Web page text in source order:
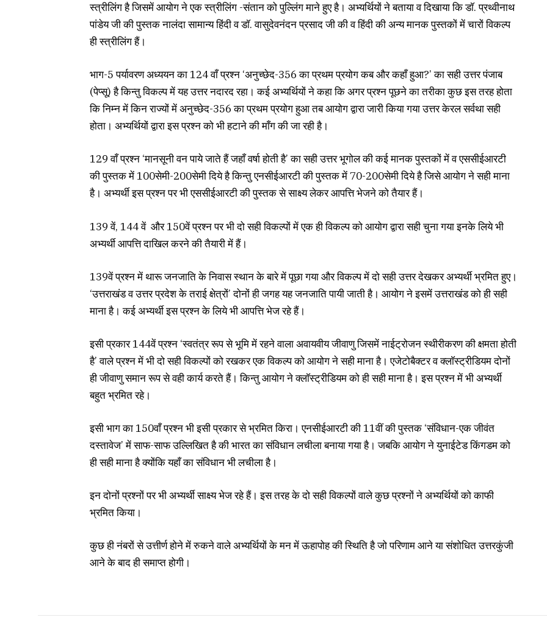
स्त्रीलिंग है जिसमें आयोग ने एक स्त्रीलिंग -संतान को पुल्लिंग माने हुए है। अभ्यर्थियों ने बताया व दिखाया कि डाॅ. प्रथ्वीनाथ
पांडेय जी की पुस्तक नालंदा सामान्य हिंदी व डाॅ. वासुदेवनंदन प्रसाद जी की व हिंदी की अन्य मानक पुस्तकों में चारों विकल्प
ही स्त्रीलिंग हैं।
भाग-5 पर्यावरण अध्ययन का 124 वाँ प्रश्न ‘अनुच्छेद-356 का प्रथम प्रयोग कब और कहाँ हुआ?’ का सही उत्तर पंजाब
(पेप्सू) है किन्तु विकल्प में यह उत्तर नदारद रहा। कई अभ्यर्थियों ने कहा कि अगर प्रश्न पूछने का तरीका कुछ इस तरह होता
कि निम्न में किन राज्यों में अनुच्छेद-356 का प्रथम प्रयोग हुआ तब आयोग द्वारा जारी किया गया उत्तर केरल सर्वथा सही
होता। अभ्यर्थियों द्वारा इस प्रश्न को भी हटाने की माँग की जा रही है।
129 वाँ प्रश्न ‘मानसूनी वन पाये जाते हैं जहाँ वर्षा होती है’ का सही उत्तर भूगोल की कई मानक पुस्तकों में व एससीईआरटी
की पुस्तक में 100सेमी-200सेमी दिये है किन्तु एनसीईआरटी की पुस्तक में 70-200सेमी दिये है जिसे आयोग ने सही माना
है। अभ्यर्थी इस प्रश्न पर भी एससीईआरटी की पुस्तक से साक्ष्य लेकर आपत्ति भेजने को तैयार हैं।
139 वें, 144 वें और 150वें प्रश्न पर भी दो सही विकल्पों में एक ही विकल्प को आयोग द्वारा सही चुना गया इनके लिये भी
अभ्यर्थी आपत्ति दाखिल करने की तैयारी में हैं।
139वें प्रश्न में थारू जनजाति के निवास स्थान के बारे में पूछा गया और विकल्प में दो सही उत्तर देखकर अभ्यर्थी भ्रमित हुए।
‘उत्तराखंड व उत्तर प्रदेश के तराई क्षेत्रों’ दोनों ही जगह यह जनजाति पायी जाती है। आयोग ने इसमें उत्तराखंड को ही सही
माना है। कई अभ्यर्थी इस प्रश्न के लिये भी आपत्ति भेज रहे हैं।
इसी प्रकार 144वें प्रश्न ‘स्वतंत्र रूप से भूमि में रहने वाला अवायवीय जीवाणु जिसमें नाईट्रोजन स्थीरीकरण की क्षमता होती
है’ वाले प्रश्न में भी दो सही विकल्पों को रखकर एक विकल्प को आयोग ने सही माना है। एजेटोबैक्टर व क्लाॅस्ट्रीडियम दोनों
ही जीवाणु समान रूप से वही कार्य करते हैं। किन्तु आयोग ने क्लाॅस्ट्रीडियम को ही सही माना है। इस प्रश्न में भी अभ्यर्थी
बहुत भ्रमित रहे।
इसी भाग का 150वाँ प्रश्न भी इसी प्रकार से भ्रमित किरा। एनसीईआरटी की 11वीं की पुस्तक ‘संविधान-एक जीवंत
दस्तावेज’ में साफ-साफ उल्लिखित है की भारत का संविधान लचीला बनाया गया है। जबकि आयोग ने युनाईटेड किंगडम को
ही सही माना है क्योंकि यहाँ का संविधान भी लचीला है।
इन दोनों प्रश्नों पर भी अभ्यर्थी साक्ष्य भेज रहे हैं। इस तरह के दो सही विकल्पों वाले कुछ प्रश्नों ने अभ्यर्थियों को काफी
भ्रमित किया।
कुछ ही नंबरों से उत्तीर्ण होने में रुकने वाले अभ्यर्थियों के मन में ऊहापोह की स्थिति है जो परिणाम आने या संशोधित उत्तरकुंजी
आने के बाद ही समाप्त होगी।